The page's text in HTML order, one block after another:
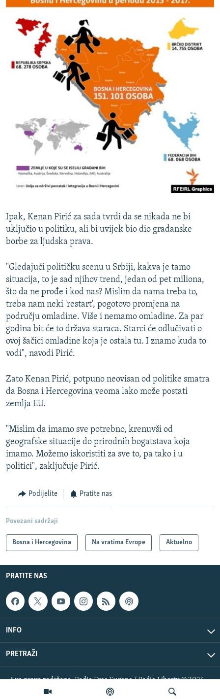
Ipak, Kenan Pirić za sada tvrdi da se nikada ne bi
uključio u politiku, ali bi uvijek bio dio građanske
borbe za ljudska prava.
"Gledajući političku scenu u Srbiji, kakva je tamo
situacija, to je sad njihov trend, jedan od pet miliona,
što da ne prođe i kod nas? Mislim da nama treba to,
treba nam neki 'restart', pogotovo promjena na
području omladine. Više i nemamo omladine. Za par
godina bit će to država staraca. Starci će odlučivati o
ovoj šačici omladine koja je ostala tu. I znamo kuda to
vodi", navodi Pirić.
Zato Kenan Pirić, potpuno neovisan od politike smatra
da Bosna i Hercegovina veoma lako može postati
zemlja EU.
"Mislim da imamo sve potrebno, krenuvši od
geografske situacije do prirodnih bogatstava koja
imamo. Možemo iskoristiti za sve to, pa tako i u
politici", zaključuje Pirić.
Podijelite Pratite nas
Povezani sadržaji
Bosna i Hercegovina Na vratima Evrope Aktuelno
PRATITE NAS
INFO
PRETRAŽI
Sva prava zadržana. Radio Free Europe / Radio Liberty © 2026
RFE/RL, Inc.